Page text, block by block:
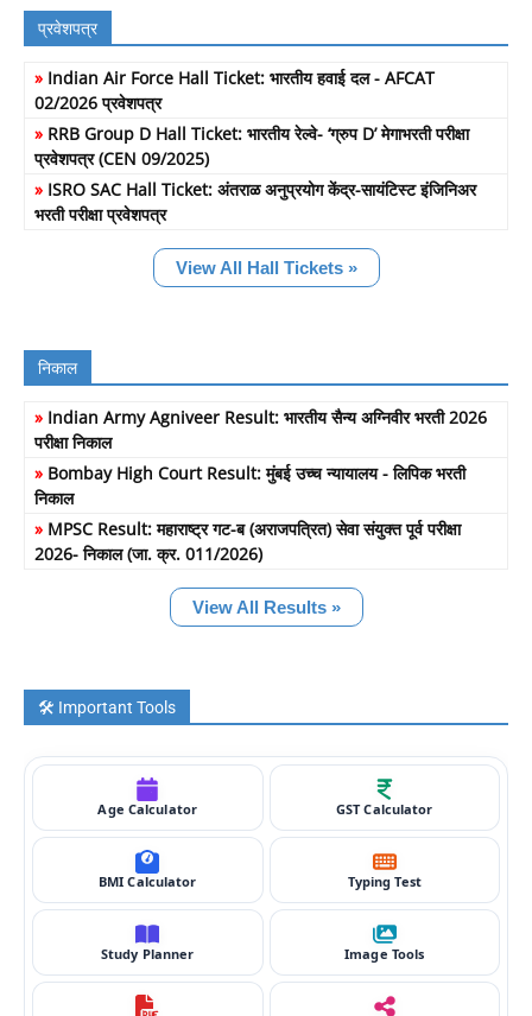
प्रवेशपत्र
» Indian Air Force Hall Ticket: भारतीय हवाई दल - AFCAT
02/2026 प्रवेशपत्र
» RRB Group D Hall Ticket: भारतीय रेल्वे- ‘ग्रुप D’ मेगाभरती परीक्षा
प्रवेशपत्र (CEN 09/2025)
» ISRO SAC Hall Ticket: अंतराळ अनुप्रयोग केंद्र-सायंटिस्ट इंजिनिअर
भरती परीक्षा प्रवेशपत्र
View All Hall Tickets »
निकाल
» Indian Army Agniveer Result: भारतीय सैन्य अग्निवीर भरती 2026
परीक्षा निकाल
» Bombay High Court Result: मुंबई उच्च न्यायालय - लिपिक भरती
निकाल
» MPSC Result: महाराष्ट्र गट-ब (अराजपत्रित) सेवा संयुक्त पूर्व परीक्षा
2026- निकाल (जा. क्र. 011/2026)
View All Results »
🛠️ Important Tools
Age Calculator GST Calculator
BMI Calculator Typing Test
Study Planner Image Tools